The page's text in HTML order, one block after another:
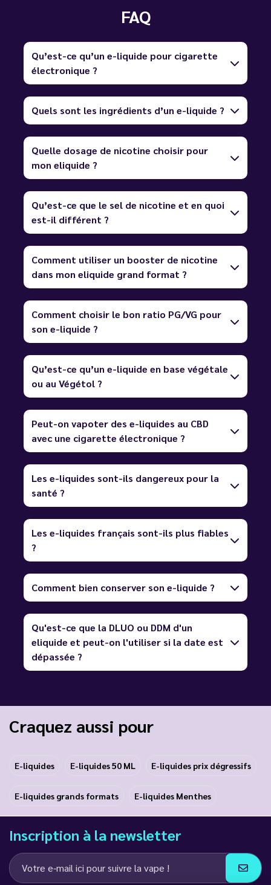
FAQ
Qu’est-ce qu’un e-liquide pour cigarette
électronique ?
Quels sont les ingrédients d’un e-liquide ?
Quelle dosage de nicotine choisir pour
mon eliquide ?
Qu’est-ce que le sel de nicotine et en quoi
est-il différent ?
Comment utiliser un booster de nicotine
dans mon eliquide grand format ?
Comment choisir le bon ratio PG/VG pour
son e-liquide ?
Qu’est-ce qu’un e-liquide en base végétale
ou au Végétol ?
Peut-on vapoter des e-liquides au CBD
avec une cigarette électronique ?
Les e-liquides sont-ils dangereux pour la
santé ?
Les e-liquides français sont-ils plus fiables
?
Comment bien conserver son e-liquide ?
Qu'est-ce que la DLUO ou DDM d'un
eliquide et peut-on l'utiliser si la date est
dépassée ?
Craquez aussi pour
E-liquides E-liquides 50 ML E-liquides prix dégressifs
E-liquides grands formats E-liquides Menthes
Inscription à la newsletter